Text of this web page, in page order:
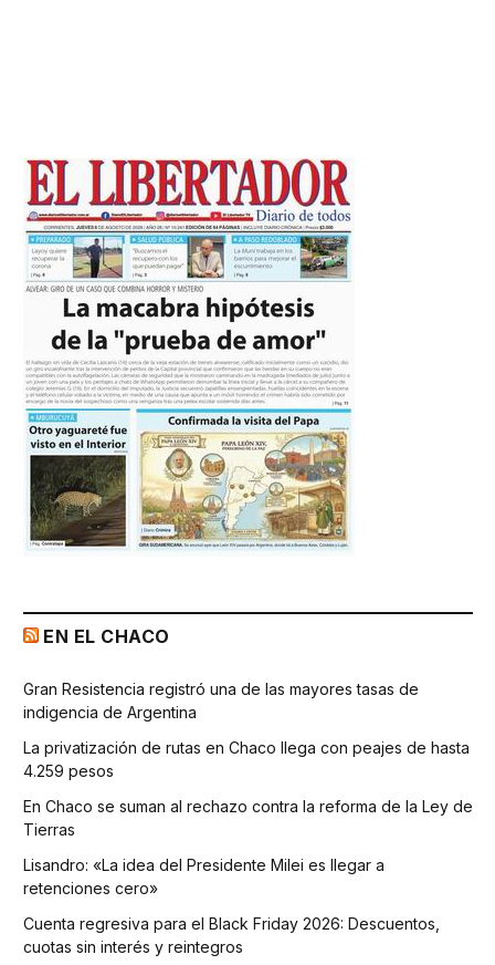
EN EL CHACO
Gran Resistencia registró una de las mayores tasas de
indigencia de Argentina
La privatización de rutas en Chaco llega con peajes de hasta
4.259 pesos
En Chaco se suman al rechazo contra la reforma de la Ley de
Tierras
Lisandro: «La idea del Presidente Milei es llegar a
retenciones cero»
Cuenta regresiva para el Black Friday 2026: Descuentos,
cuotas sin interés y reintegros